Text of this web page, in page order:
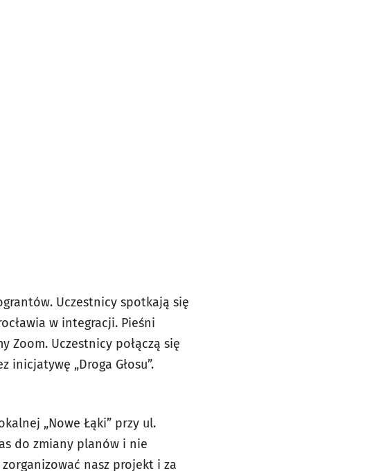
Uczestnicy spotkają się
w integracji. Pieśni
Zoom. Uczestnicy połączą się
„Droga Głosu”.
„Nowe Łąki” przy ul.
do zmiany planów i nie
nasz projekt i za